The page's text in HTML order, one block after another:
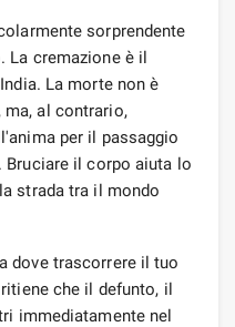
sorprendente
La cremazione è il
La morte non è
ma, al contrario,
per il passaggio
Bruciare il corpo aiuta lo
strada tra il mondo
dove trascorrere il tuo
che il defunto, il
immediatamente nel